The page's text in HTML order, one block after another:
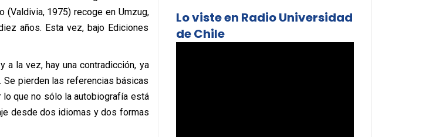
(Valdivia, 1975) recoge en Umzug,
años. Esta vez, bajo Ediciones
la vez, hay una contradicción, ya
pierden las referencias básicas
que no sólo la autobiografía está
desde dos idiomas y dos formas
Lo viste en Radio Universidad
de Chile